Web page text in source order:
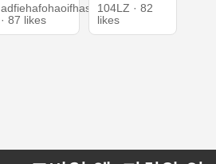
adfiehafohaoifhasd
· 87 likes
104LZ · 82
likes